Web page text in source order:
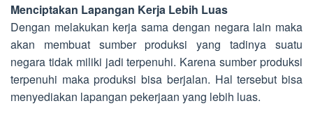
Menciptakan Lapangan Kerja Lebih Luas
Dengan melakukan kerja sama dengan negara lain maka
akan membuat sumber produksi yang tadinya suatu
negara tidak miliki jadi terpenuhi. Karena sumber produksi
terpenuhi maka produksi bisa berjalan. Hal tersebut bisa
menyediakan lapangan pekerjaan yang lebih luas.